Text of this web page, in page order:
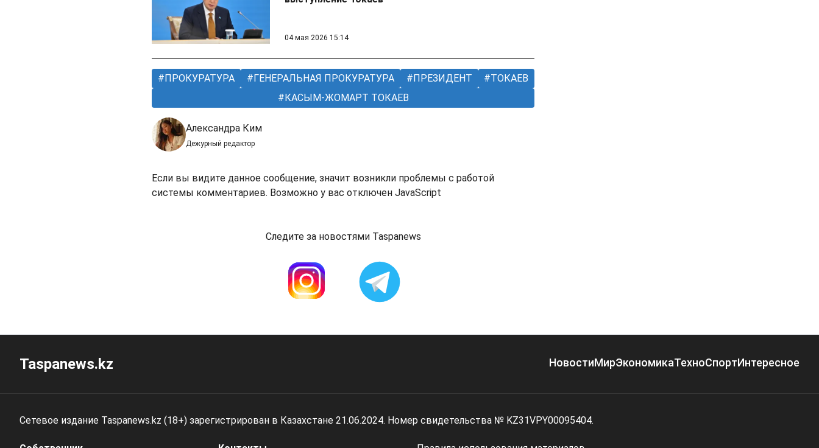
04 мая 2026 15:14
ПРОКУРАТУРА ГЕНЕРАЛЬНАЯ ПРОКУРАТУРА ПРЕЗИДЕНТ
ТОКАЕВ
КАСЫМ-ЖОМАРТ ТОКАЕВ
Александра Ким
Дежурный редактор
Если вы видите данное сообщение, значит возникли проблемы с работой
системы комментариев. Возможно у вас отключен JavaScript
Следите за новостями Taspanews
Taspanews.kz НовостиМирЭкономикаТехноСпортИнтересное
Сетевое издание Taspanews.kz (18+) зарегистрирован в Казахстане 21.06.2024. Номер свидетельства № KZ31VPY00095404.